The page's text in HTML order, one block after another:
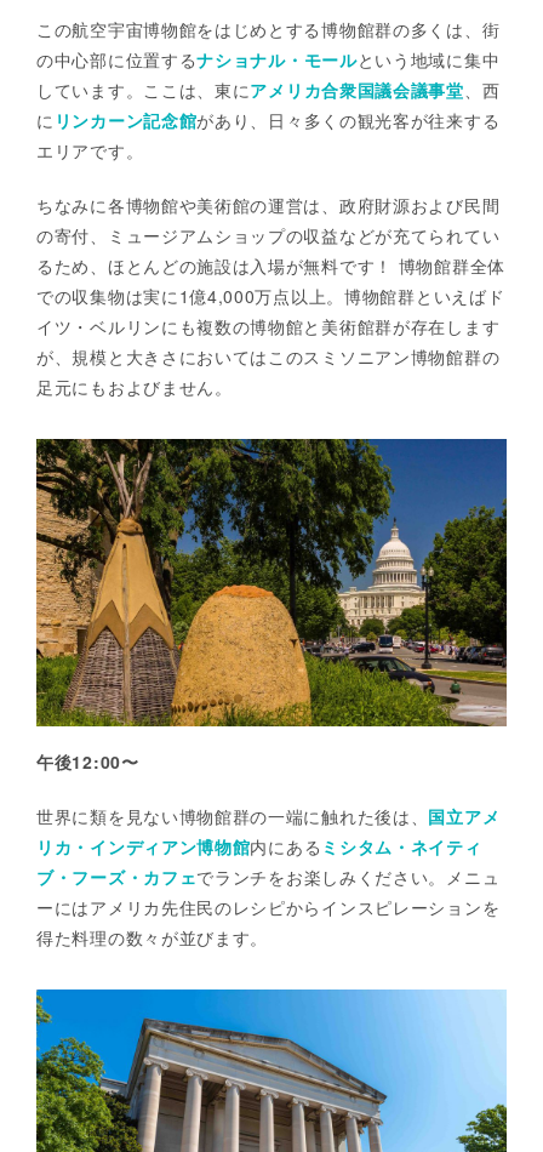
この航空宇宙博物館をはじめとする博物館群の多くは、街
の中心部に位置するナショナル・モールという地域に集中
しています。ここは、東にアメリカ合衆国議会議事堂、西
に リンカーン記念館があり、日々多くの観光客が往来する
エリアです。
ちなみに各博物館や美術館の運営は、政府財源および民間
の寄付、ミュージアムショップの収益などが充てられてい
るため、ほとんどの施設は入場が無料です！ 博物館群全体
での収集物は実に1億4,000万点以上。博物館群といえばド
イツ・ベルリンにも複数の博物館と美術館群が存在します
が、規模と大きさにおいてはこのスミソニアン博物館群の
足元にもおよびません。
午後12:00〜
世界に類を見ない博物館群の一端に触れた後は、 国立アメ
リカ・インディアン博物館内にある ミシタム・ネイティ
ブ・フーズ・カフェでランチをお楽しみください。メニュ
ーにはアメリカ先住民のレシピからインスピレーションを
得た料理の数々が並びます。